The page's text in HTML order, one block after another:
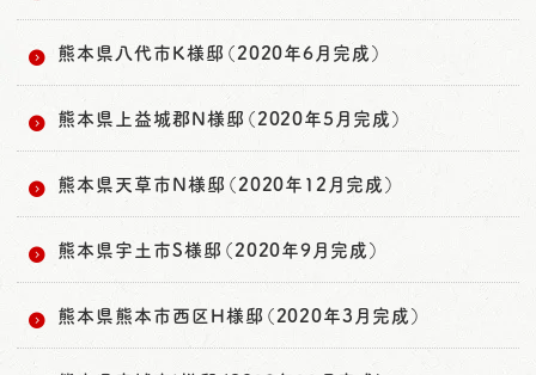
熊本県八代市K様邸（2020年6月完成）
熊本県上益城郡N様邸（2020年5月完成）
熊本県天草市N様邸（2020年12月完成）
熊本県宇土市S様邸（2020年9月完成）
熊本県熊本市西区H様邸（2020年3月完成）